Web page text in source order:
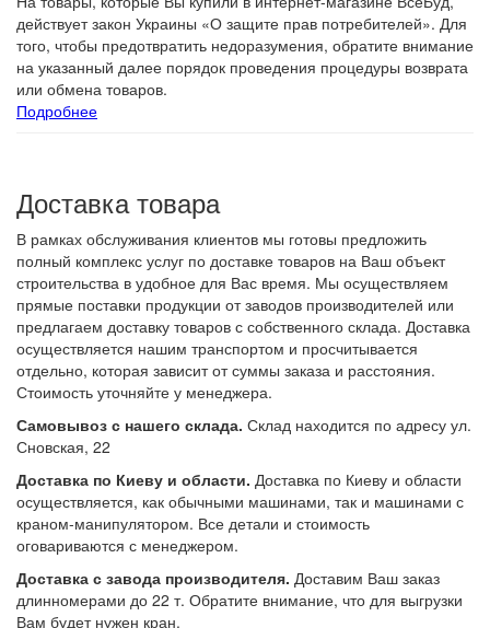
действует закон Украины «О защите прав потребителей». Для
того, чтобы предотвратить недоразумения, обратите внимание
на указанный далее порядок проведения процедуры возврата
или обмена товаров.
Подробнее
Доставка товара
В рамках обслуживания клиентов мы готовы предложить
полный комплекс услуг по доставке товаров на Ваш объект
строительства в удобное для Вас время. Мы осуществляем
прямые поставки продукции от заводов производителей или
предлагаем доставку товаров с собственного склада. Доставка
осуществляется нашим транспортом и просчитывается
отдельно, которая зависит от суммы заказа и расстояния.
Стоимость уточняйте у менеджера.
Самовывоз с нашего склада. Склад находится по адресу ул.
Сновская, 22
Доставка по Киеву и области. Доставка по Киеву и области
осуществляется, как обычными машинами, так и машинами с
краном-манипулятором. Все детали и стоимость
оговариваются с менеджером.
Доставка с завода производителя. Доставим Ваш заказ
длинномерами до 22 т. Обратите внимание, что для выгрузки
Вам будет нужен кран.